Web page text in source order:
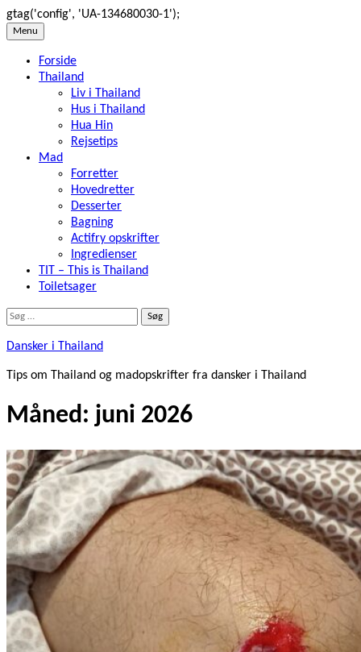
gtag('config', 'UA-134680030-1');
Skip
content
Menu
Forside
Thailand
Liv i Thailand
Hus i Thailand
Hua Hin
Rejsetips
Mad
Forretter
Hovedretter
Desserter
Bagning
Actifry opskrifter
Ingredienser
TIT – This is Thailand
Toiletsager
Søg
Dansker i Thailand
Tips om Thailand og madopskrifter fra dansker i Thailand
Måned: juni 2026